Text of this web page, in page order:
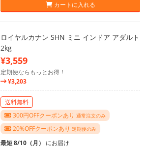
カートに入れる
ロイヤルカナン SHN ミニ インドア アダルト
2kg
¥3,559
定期便ならもっとお得！
¥3,203
送料無料
300円OFFクーポンあり 通常注文のみ
20%OFFクーポンあり 定期便のみ
最短 8/10（月） にお届け